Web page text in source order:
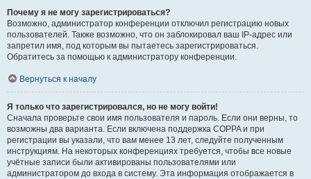
Почему я не могу зарегистрироваться?
Возможно, администратор конференции отключил регистрацию новых
пользователей. Также возможно, что он заблокировал ваш IP-адрес или
запретил имя, под которым вы пытаетесь зарегистрироваться.
Обратитесь за помощью к администратору конференции.
Вернуться к началу
Я только что зарегистрировался, но не могу войти!
Сначала проверьте свои имя пользователя и пароль. Если они верны, то
возможны два варианта. Если включена поддержка COPPA и при
регистрации вы указали, что вам менее 13 лет, следуйте полученным
инструкциям. На некоторых конференциях требуется, чтобы все новые
учётные записи были активированы пользователями или
администратором до входа в систему. Эта информация отображается в